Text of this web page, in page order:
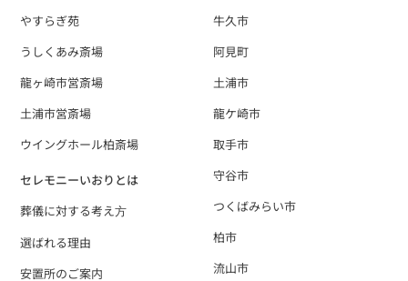
やすらぎ苑
うしくあみ斎場
龍ヶ崎市営斎場
土浦市営斎場
ウイングホール柏斎場
牛久市
阿見町
土浦市
龍ケ崎市
取手市
守谷市
つくばみらい市
柏市
流山市
セレモニーいおりとは
葬儀に対する考え⽅
選ばれる理由
安置所のご案内